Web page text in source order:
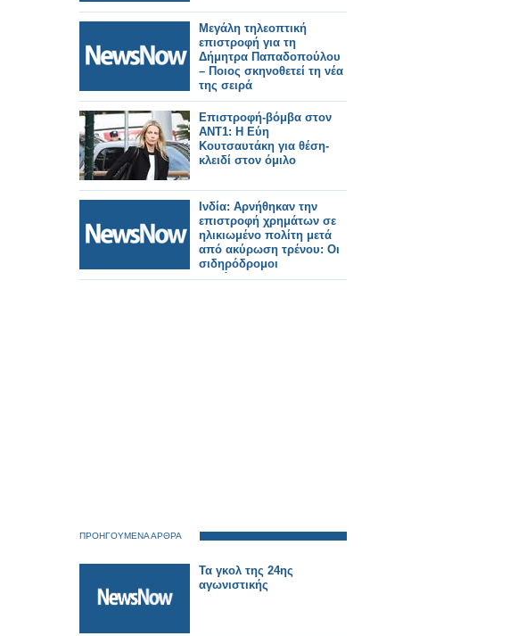
Μεγάλη τηλεοπτική
επιστροφή για τη
Δήμητρα Παπαδοπούλου
– Ποιος σκηνοθετεί τη νέα
της σειρά
Επιστροφή-βόμβα στον
ΑΝΤ1: Η Εύη
Κουτσαυτάκη για θέση-
κλειδί στον όμιλο
Ινδία: Αρνήθηκαν την
επιστροφή χρημάτων σε
ηλικιωμένο πολίτη μετά
από ακύρωση τρένου: Οι
σιδηρόδρομοι
διατάχθηκαν να
ΠΡΟΗΓΟΥΜΕΝΑ ΑΡΘΡΑ
Τα γκολ της 24ης
αγωνιστικής